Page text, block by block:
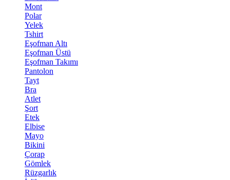
Mont
Polar
Yelek
Tshirt
Eşofman Altı
Eşofman Üstü
Eşofman Takımı
Pantolon
Tayt
Bra
Atlet
Şort
Etek
Elbise
Mayo
Bikini
Çorap
Gömlek
Rüzgarlık